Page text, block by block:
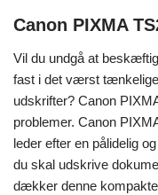
Canon PIXMA
Vil du undgå at
fast i det værst
udskrifter? Canon
problemer. Canon
leder efter en pålidelig
du skal udskrive
dækker denne